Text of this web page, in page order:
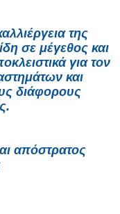
της
σε μέγεθος και
για τον
και
διάφορους
απόστρατος